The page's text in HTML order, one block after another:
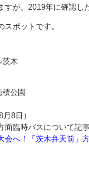
すが、2019年に確認し
スポットです。
茨木
公園
8日）
面臨時バスについて記
会へ！「茨木弁天前」